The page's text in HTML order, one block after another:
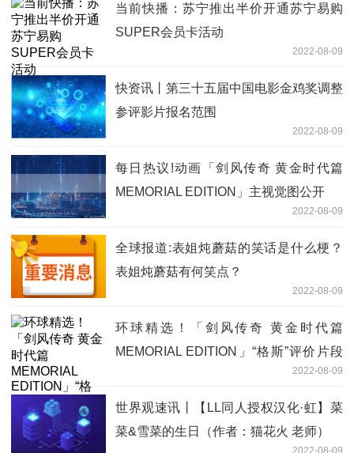
当前快播：苏宁推出半价开通苏宁易购
SUPER会员卡活动
2022-08-09
快资讯丨第三十五届中国电影金鸡奖调整
参评影片报名范围
2022-08-09
每日热议!动画「剑风传奇 黄金时代篇
MEMORIAL EDITION」主视觉图公开
2022-08-09
全球报道:表姐炖蘑菇的笑话是什么梗？
表姐炖蘑菇有何笑点？
2022-08-09
环球精选！「剑风传奇 黄金时代篇
MEMORIAL EDITION」“格斯”评价片段
2022-08-09
世界观速讯丨【LL同人授权汉化·虹】菜
菜&雪菜的生日（作者：猫花火 老师）
2022-08-09